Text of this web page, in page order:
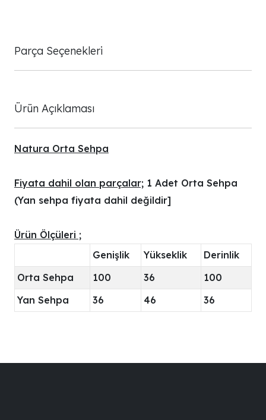
Parça Seçenekleri
Ürün Açıklaması
Natura Orta Sehpa
Fiyata dahil olan parçalar; 1 Adet Orta Sehpa
(Yan sehpa fiyata dahil değildir]
Ürün Ölçüleri ;
Genişlik
Yükseklik
Derinlik
Orta Sehpa
100 36
100
Yan Sehpa
36 46 36